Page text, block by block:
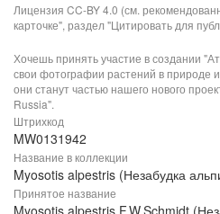
Лицензия CC-BY 4.0 (см.
карточке", раздел "Цитировать для
Хочешь принять участие в создании
свои фотографии растений в природе
они станут частью нашего нового
Russia".
Штрихкод
MW0131942
Название в коллекции
Myosotis alpestris (Незабудка
Принятое название
Myosotis alpestris F.W.Schmidt